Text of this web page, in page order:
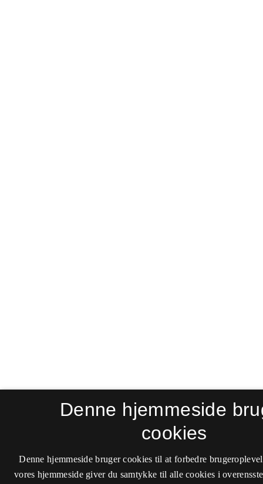
Denne hjemmeside
cookies
Denne hjemmeside bruger cookies til at forbedre
vores hjemmeside giver du samtykke til alle cookies i